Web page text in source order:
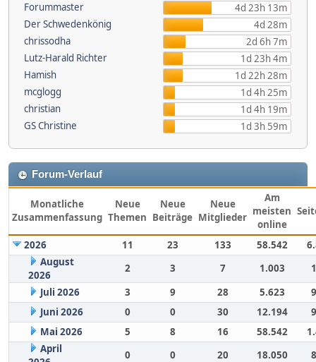
Forummaster
4d 23h 13m
Der Schwedenkönig
4d 28m
chrissodha
2d 6h 7m
Lutz-Harald Richter
1d 23h 4m
Hamish
1d 22h 28m
mcglogg
1d 4h 25m
christian
1d 4h 19m
GS Christine
1d 3h 59m
Forum-Verlauf
Monatliche
Zusammenfassung
Neue
Themen
Neue
Beiträge
Neue
Mitglieder
Am
meisten
online
2026 11 23 133 58.542
August
2026
2 3 7 1.003
Juli 2026
3 9 28 5.623
Juni 2026
0 0 30 12.194
Mai 2026
5 8 16 58.542
April
0 0 20 18.050